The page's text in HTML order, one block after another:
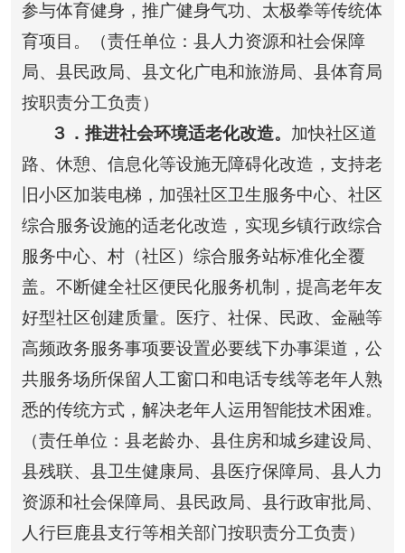
参与体育健身，推广健身气功、太极拳等传统体
育项目。（责任单位：县人力资源和社会保障
局、县民政局、县文化广电和旅游局、县体育局
按职责分工负责）
３ ．推进社会环境适老化改造。 加快社区道
路、休憩、信息化等设施无障碍化改造，支持老
旧小区加装电梯，加强社区卫生服务中心、社区
综合服务设施的适老化改造，实现乡镇行政综合
服务中心、村（社区）综合服务站标准化全覆
盖。不断健全社区便民化服务机制，提高老年友
好型社区创建质量。医疗、社保、民政、金融等
高频政务服务事项要设置必要线下办事渠道，公
共服务场所保留人工窗口和电话专线等老年人熟
悉的传统方式，解决老年人运用智能技术困难。
（责任单位：县老龄办、县住房和城乡建设局、
县残联、县卫生健康局、县医疗保障局、县人力
资源和社会保障局、县民政局、县行政审批局、
人行巨鹿县支行等相关部门按职责分工负责）